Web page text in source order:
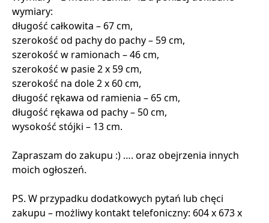
wymiary:
długość całkowita – 67 cm,
szerokość od pachy do pachy – 59 cm,
szerokość w ramionach – 46 cm,
szerokość w pasie 2 x 59 cm,
szerokość na dole 2 x 60 cm,
długość rękawa od ramienia – 65 cm,
długość rękawa od pachy – 50 cm,
wysokość stójki – 13 cm.
Zapraszam do zakupu :) …. oraz obejrzenia innych
moich ogłoszeń.
PS. W przypadku dodatkowych pytań lub chęci
zakupu – możliwy kontakt telefoniczny: 604 x 673 x